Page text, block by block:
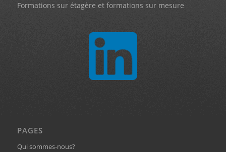
Formations sur étagère et formations sur mesure
PAGES
Qui sommes-nous?